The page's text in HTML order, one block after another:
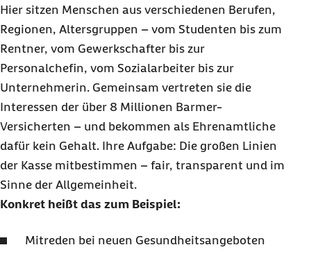
Hier sitzen Menschen aus verschiedenen Berufen,
Regionen, Altersgruppen – vom Studenten bis zum
Rentner, vom Gewerkschafter bis zur
Personalchefin, vom Sozialarbeiter bis zur
Unternehmerin. Gemeinsam vertreten sie die
Interessen der über 8 Millionen Barmer-
Versicherten – und bekommen als Ehrenamtliche
dafür kein Gehalt. Ihre Aufgabe: Die großen Linien
der Kasse mitbestimmen – fair, transparent und im
Sinne der Allgemeinheit.
Konkret heißt das zum Beispiel:
Mitreden bei neuen Gesundheitsangeboten